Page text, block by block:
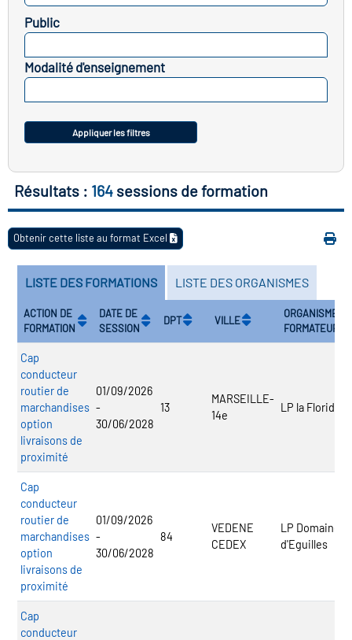
des secteurs(en
construction)
Public
Modalité d'enseignement
Appliquer les filtres
Résultats : 164 sessions de formation
Obtenir cette liste au format Excel
LISTE DES FORMATIONS LISTE DES ORGANISMES
ACTION DE
FORMATION
DATE DE
SESSION
DPT VILLE
ORGANISME
FORMATEUR
Cap
conducteur
routier de
marchandises
option
livraisons de
proximité
01/09/2026
-
30/06/2028
13
MARSEILLE-
14e
LP la Floride
Cap
conducteur
routier de
marchandises
option
livraisons de
proximité
01/09/2026
-
30/06/2028
84
VEDENE
CEDEX
LP Domaine
d'Eguilles
Cap
conducteur